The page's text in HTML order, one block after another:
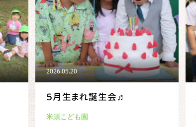
2026.05.20
５月生まれ誕生会♬
米須こども園